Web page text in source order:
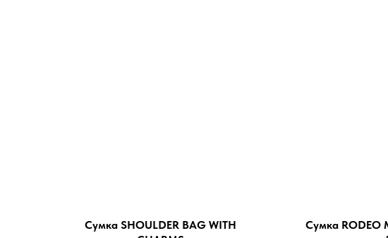
Сумка SHOULDER BAG WITH
Сумка RODEO